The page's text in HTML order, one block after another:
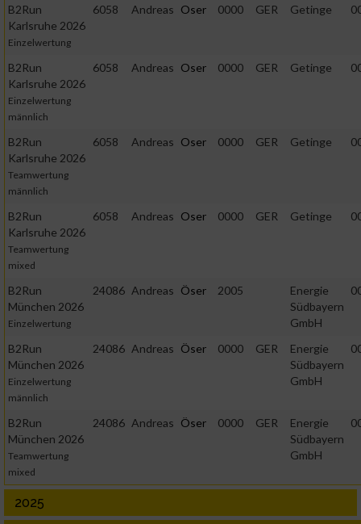
B2Run
Karlsruhe 2026
Einzelwertung
6058 Andreas Oser 0000 GER Getinge
B2Run
Karlsruhe 2026
Einzelwertung
männlich
6058 Andreas Oser 0000 GER Getinge
B2Run
Karlsruhe 2026
Teamwertung
männlich
6058 Andreas Oser 0000 GER Getinge
B2Run
Karlsruhe 2026
Teamwertung
mixed
6058 Andreas Oser 0000 GER Getinge
B2Run
München 2026
Einzelwertung
24086 Andreas Öser 2005
Energie
Südbayern
GmbH
B2Run
München 2026
Einzelwertung
männlich
24086 Andreas Öser 0000 GER
Energie
Südbayern
GmbH
B2Run
München 2026
Teamwertung
mixed
24086 Andreas Öser 0000 GER
Energie
Südbayern
GmbH
2025